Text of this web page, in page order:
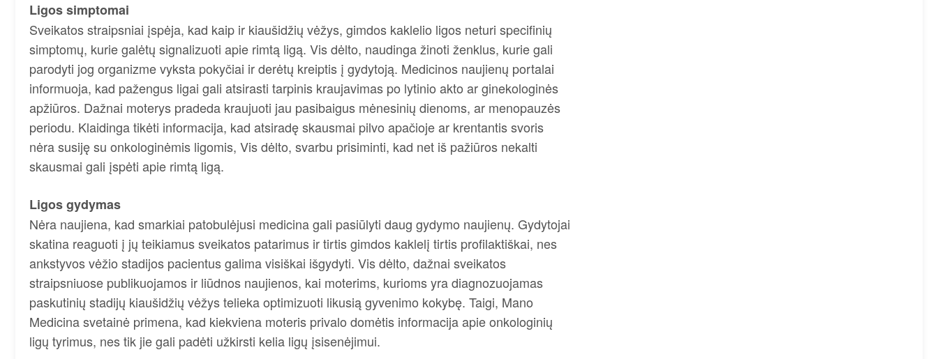
Ligos simptomai
Sveikatos straipsniai įspėja, kad kaip ir kiaušidžių vėžys, gimdos kaklelio ligos neturi specifinių
simptomų, kurie galėtų signalizuoti apie rimtą ligą. Vis dėlto, naudinga žinoti ženklus, kurie gali
parodyti jog organizme vyksta pokyčiai ir derėtų kreiptis į gydytoją. Medicinos naujienų portalai
informuoja, kad pažengus ligai gali atsirasti tarpinis kraujavimas po lytinio akto ar ginekologinės
apžiūros. Dažnai moterys pradeda kraujuoti jau pasibaigus mėnesinių dienoms, ar menopauzės
periodu. Klaidinga tikėti informacija, kad atsiradę skausmai pilvo apačioje ar krentantis svoris
nėra susiję su onkologinėmis ligomis, Vis dėlto, svarbu prisiminti, kad net iš pažiūros nekalti
skausmai gali įspėti apie rimtą ligą.
Ligos gydymas
Nėra naujiena, kad smarkiai patobulėjusi medicina gali pasiūlyti daug gydymo naujienų. Gydytojai
skatina reaguoti į jų teikiamus sveikatos patarimus ir tirtis gimdos kaklelį tirtis profilaktiškai, nes
ankstyvos vėžio stadijos pacientus galima visiškai išgydyti. Vis dėlto, dažnai sveikatos
straipsniuose publikuojamos ir liūdnos naujienos, kai moterims, kurioms yra diagnozuojamas
paskutinių stadijų kiaušidžių vėžys telieka optimizuoti likusią gyvenimo kokybę. Taigi, Mano
Medicina svetainė primena, kad kiekviena moteris privalo domėtis informacija apie onkologinių
ligų tyrimus, nes tik jie gali padėti užkirsti kelia ligų įsisenėjimui.